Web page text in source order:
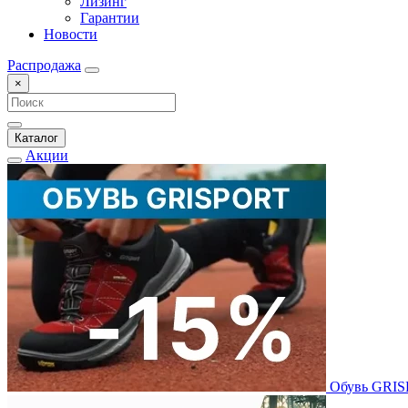
Гарантии
Новости
Распродажа
×
Каталог
Акции
Обувь